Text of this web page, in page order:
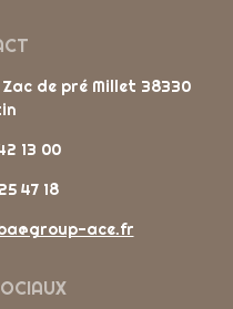
de pré Millet 38330
13 00
47 18
ace.fr